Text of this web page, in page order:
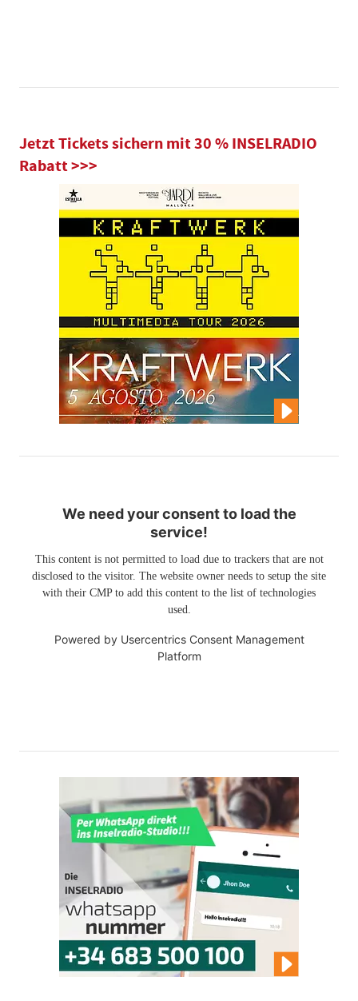
Jetzt Tickets sichern mit 30 % INSELRADIO
Rabatt >>>
We need your consent to load the
service!
This content is not permitted to load due to trackers that are not
disclosed to the visitor. The website owner needs to setup the site
with their CMP to add this content to the list of technologies
used.
Powered by Usercentrics Consent Management
Platform